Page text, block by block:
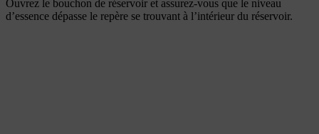
Ouvrez le bouchon de réservoir et assurez-vous que le niveau
d’essence dépasse le repère se trouvant à l’intérieur du réservoir.